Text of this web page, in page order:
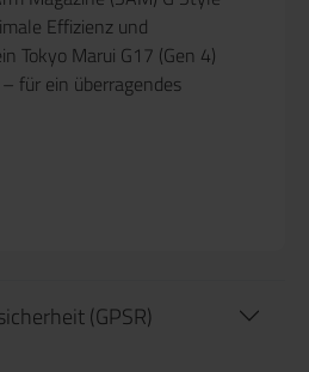
Effizienz und
Tokyo Marui G17 (Gen 4)
für ein überragendes
(GPSR)